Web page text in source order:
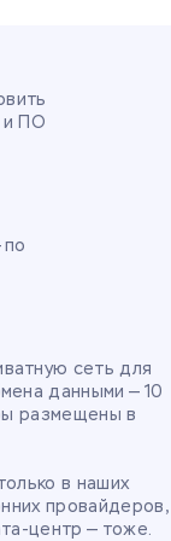
и ПО
сеть для
данными — 10
размещены в
в наших
провайдеров,
центр — тоже.